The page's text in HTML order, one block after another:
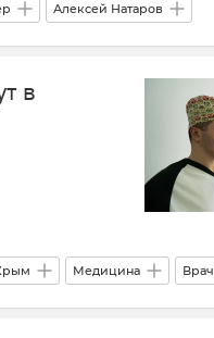
Алексей Натаров
Крым
в
Медицина Врач
в Крыму и Севастополе